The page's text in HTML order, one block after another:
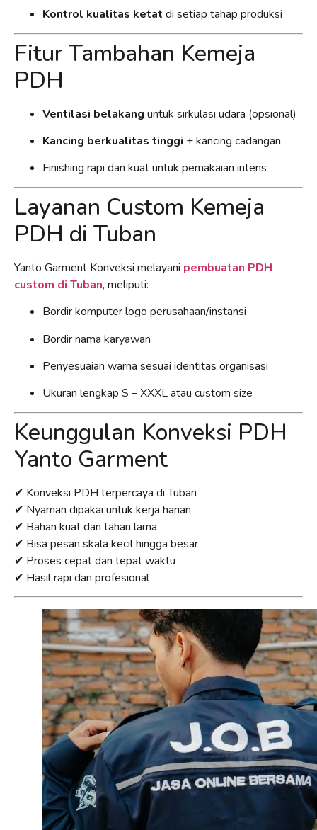
Kontrol kualitas ketat di setiap tahap produksi
Fitur Tambahan Kemeja
PDH
Ventilasi belakang untuk sirkulasi udara (opsional)
Kancing berkualitas tinggi + kancing cadangan
Finishing rapi dan kuat untuk pemakaian intens
Layanan Custom Kemeja
PDH di Tuban
Yanto Garment Konveksi melayani pembuatan PDH
custom di Tuban, meliputi:
Bordir komputer logo perusahaan/instansi
Bordir nama karyawan
Penyesuaian warna sesuai identitas organisasi
Ukuran lengkap S – XXXL atau custom size
Keunggulan Konveksi PDH
Yanto Garment
✔ Konveksi PDH terpercaya di Tuban
✔ Nyaman dipakai untuk kerja harian
✔ Bahan kuat dan tahan lama
✔ Bisa pesan skala kecil hingga besar
✔ Proses cepat dan tepat waktu
✔ Hasil rapi dan profesional